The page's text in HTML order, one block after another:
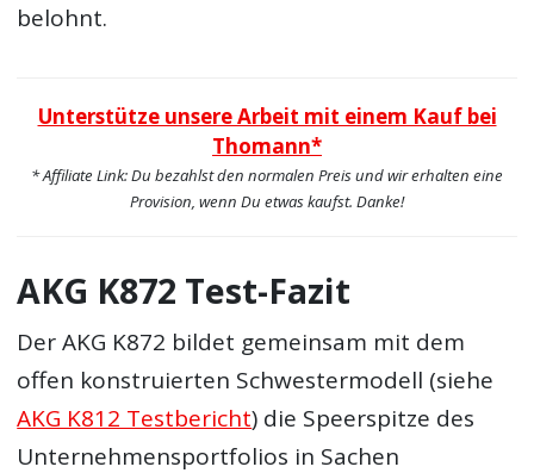
belohnt.
Unterstütze unsere Arbeit mit einem Kauf bei
Thomann*
* Affiliate Link: Du bezahlst den normalen Preis und wir erhalten eine
Provision, wenn Du etwas kaufst. Danke!
AKG K872 Test-Fazit
Der AKG K872 bildet gemeinsam mit dem
offen konstruierten Schwestermodell (siehe
AKG K812 Testbericht) die Speerspitze des
Unternehmensportfolios in Sachen